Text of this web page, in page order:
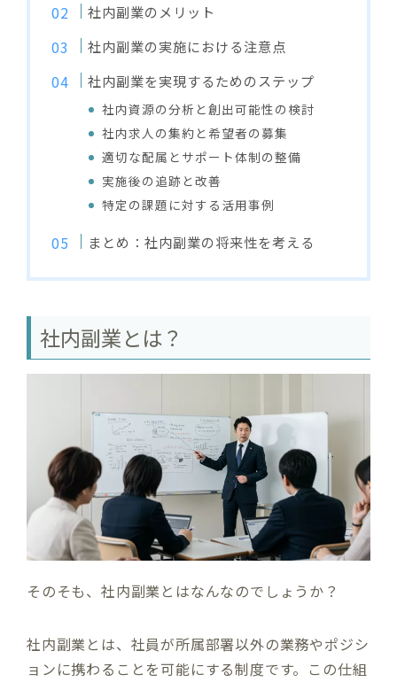
社内副業のメリット
社内副業の実施における注意点
社内副業を実現するためのステップ
社内資源の分析と創出可能性の検討
社内求人の集約と希望者の募集
適切な配属とサポート体制の整備
実施後の追跡と改善
特定の課題に対する活用事例
まとめ：社内副業の将来性を考える
社内副業とは？
そのそも、社内副業とはなんなのでしょうか？
社内副業とは、社員が所属部署以外の業務やポジシ
ョンに携わることを可能にする制度です。この仕組